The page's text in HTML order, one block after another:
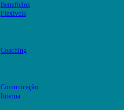
Benefícios
Flexíveis
Coaching
Comunicação
Interna